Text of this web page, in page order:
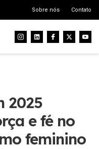
Sobre nós Contato
2025
e fé no
feminino